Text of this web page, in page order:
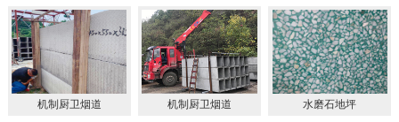
机制厨卫烟道 机制厨卫烟道 水磨石地坪